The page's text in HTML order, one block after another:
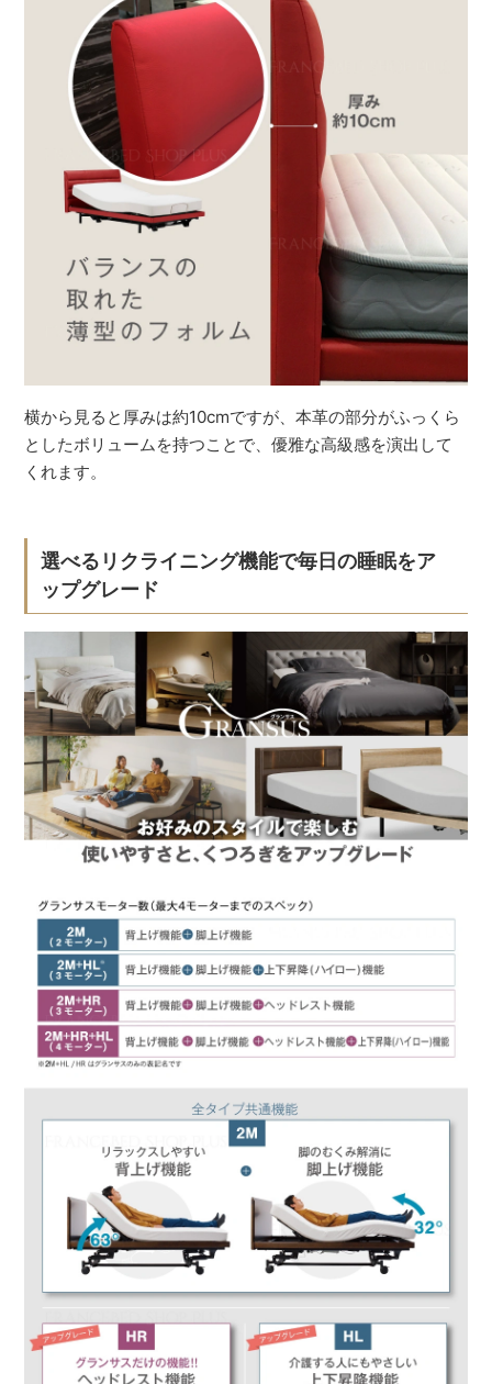
横から見ると厚みは約10cmですが、本革の部分がふっくら
としたボリュームを持つことで、優雅な高級感を演出して
くれます。
選べるリクライニング機能で毎日の睡眠をア
ップグレード